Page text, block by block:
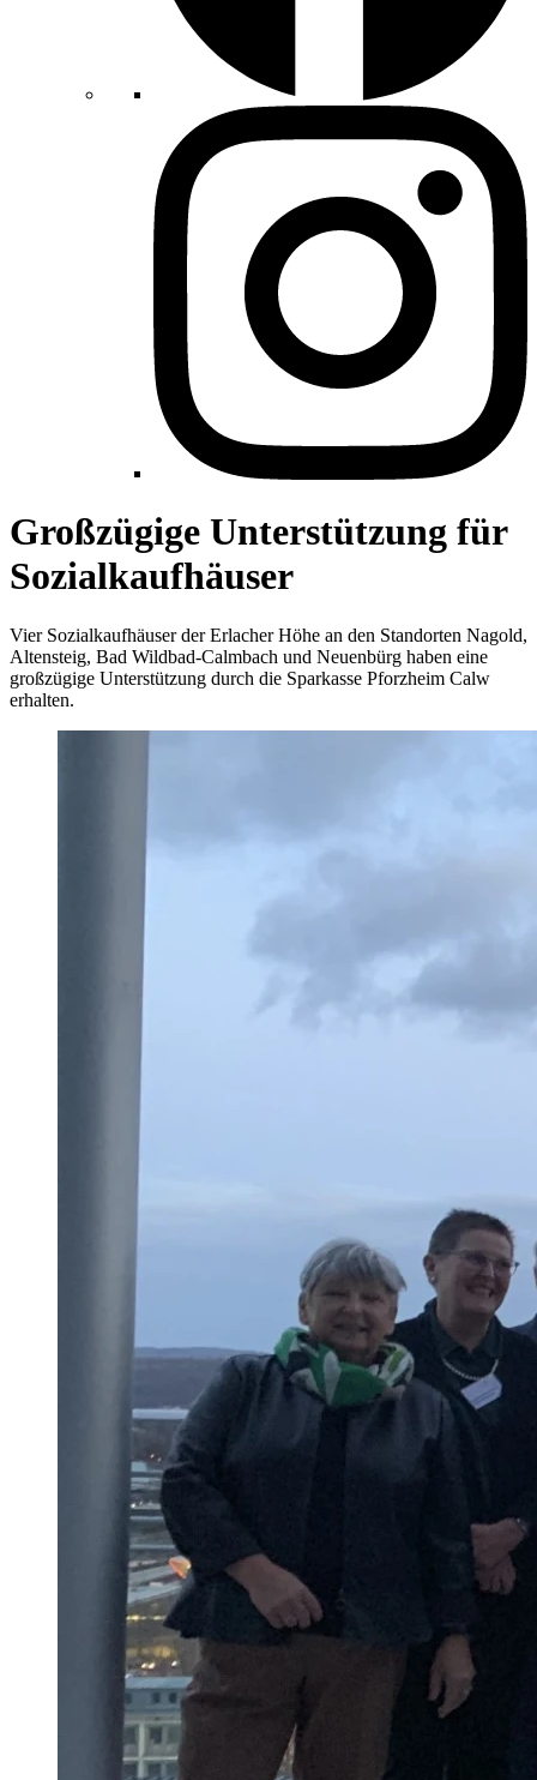
Großzügige Unterstützung für
Sozialkaufhäuser
Vier Sozialkaufhäuser der Erlacher Höhe an den Standorten Nagold,
Altensteig, Bad Wildbad-Calmbach und Neuenbürg haben eine
großzügige Unterstützung durch die Sparkasse Pforzheim Calw
erhalten.